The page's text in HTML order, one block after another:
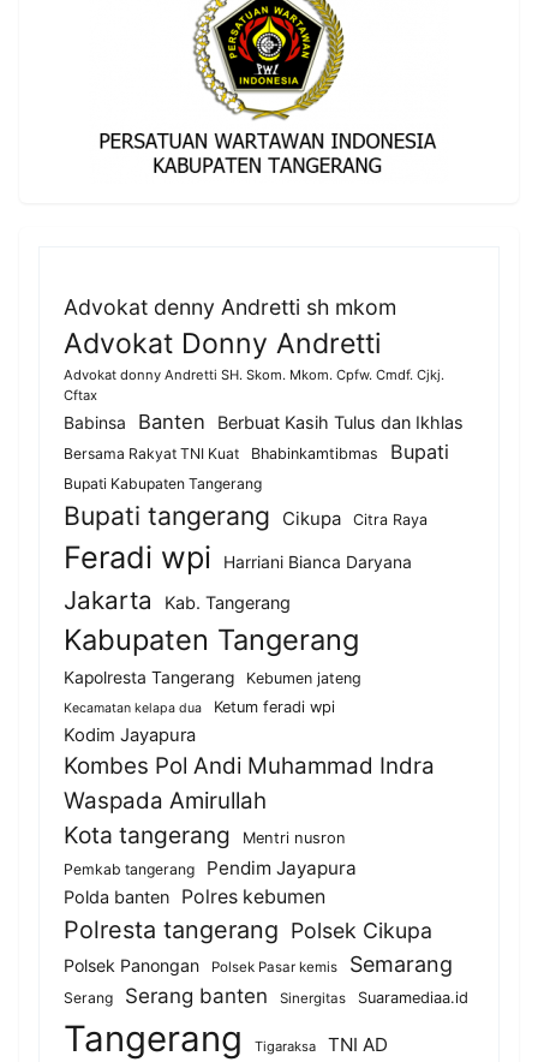
Advokat denny Andretti sh mkom
Advokat Donny Andretti
Advokat donny Andretti SH. Skom. Mkom. Cpfw. Cmdf. Cjkj.
Cftax
Babinsa Banten Berbuat Kasih Tulus dan Ikhlas
Bersama Rakyat TNI Kuat Bhabinkamtibmas Bupati
Bupati Kabupaten Tangerang
Bupati tangerang Cikupa Citra Raya
Feradi wpi Harriani Bianca Daryana
Jakarta Kab. Tangerang
Kabupaten Tangerang
Kapolresta Tangerang Kebumen jateng
Kecamatan kelapa dua Ketum feradi wpi
Kodim Jayapura
Kombes Pol Andi Muhammad Indra
Waspada Amirullah
Kota tangerang
Mentri nusron
Pemkab tangerang
Pendim Jayapura
Polda banten Polres kebumen
Polresta tangerang Polsek Cikupa
Polsek Panongan Polsek Pasar kemis Semarang
Serang Serang banten Sinergitas Suaramediaa.id
Tangerang Tigaraksa
TNI AD